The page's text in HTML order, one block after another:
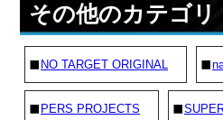
その他のカテゴリ
NO TARGET ORIGINAL
PERS PROJECTS